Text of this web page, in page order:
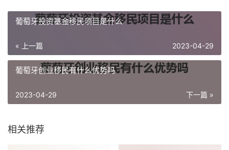
葡萄牙投资基金移民项目是什么
« 上一篇 2023-04-29
葡萄牙创业移民有什么优势吗
下一篇 »
2023-04-29
相关推荐